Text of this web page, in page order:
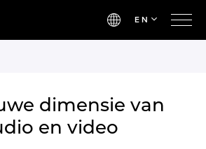
EN
dimensie van
en video